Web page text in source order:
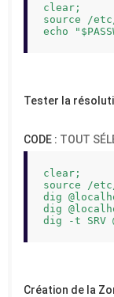
clear;
source /
echo
Tester la
CODE : TOUT
clear;
source /
dig
dig
dig -t SRV
Création de la